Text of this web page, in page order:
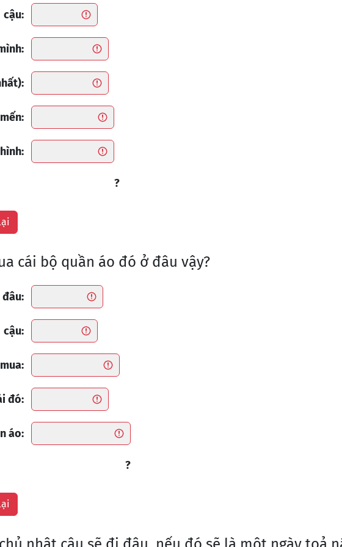
cậu:
?
cái bộ quần áo đó ở đâu vậy?
đâu:
cậu:
đó:
áo:
?